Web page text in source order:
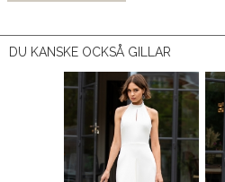
DU KANSKE OCKSÅ GILLAR